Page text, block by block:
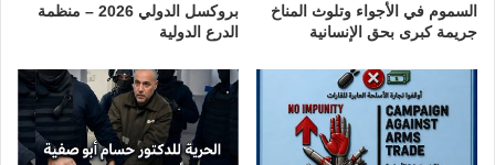
السموم في الأجواء وتلوث المناخ
جريمة كبرى بحق الإنسانية
بروكسل الدولي 2026 – منظمة
الدرع الدولية